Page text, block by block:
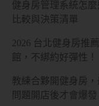
健身房管理系統怎
比較與決策清單
2026 台北健身房推
館，不綁約好彈性！
教練合夥開健身房
問題開店後才會爆發